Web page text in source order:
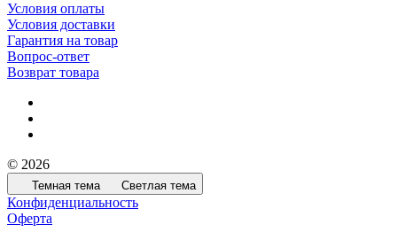
Условия оплаты
Условия доставки
Гарантия на товар
Вопрос-ответ
Возврат товара
© 2026
Темная тема Светлая тема
Конфиденциальность
Оферта